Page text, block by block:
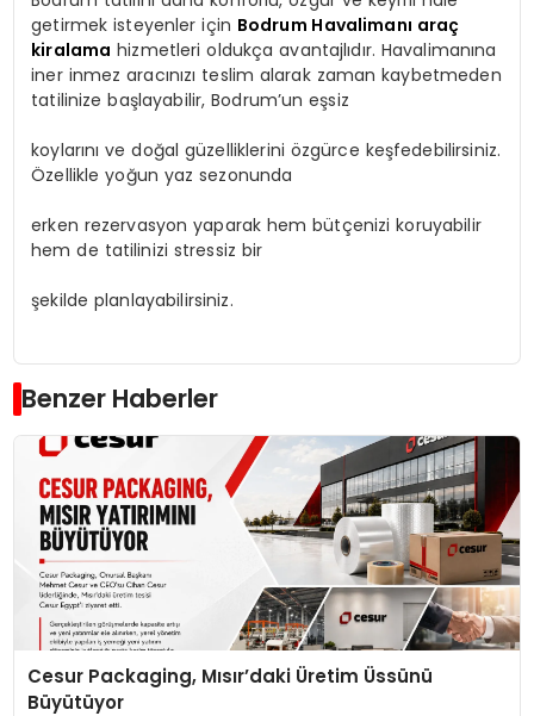
getirmek isteyenler için Bodrum Havalimanı araç
kiralama hizmetleri oldukça avantajlıdır. Havalimanına
iner inmez aracınızı teslim alarak zaman kaybetmeden
tatilinize başlayabilir, Bodrum’un eşsiz
koylarını ve doğal güzelliklerini özgürce keşfedebilirsiniz.
Özellikle yoğun yaz sezonunda
erken rezervasyon yaparak hem bütçenizi koruyabilir
hem de tatilinizi stressiz bir
şekilde planlayabilirsiniz.
Benzer Haberler
Cesur Packaging, Mısır’daki Üretim Üssünü
Büyütüyor